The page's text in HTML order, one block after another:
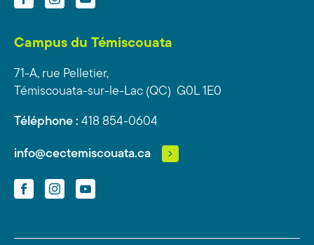
Campus du Témiscouata
71-A, rue Pelletier,
Témiscouata-sur-le-Lac (QC) G0L 1E0
Téléphone : 418 854-0604
info@cectemiscouata.ca
FacebookInstagramYouTube